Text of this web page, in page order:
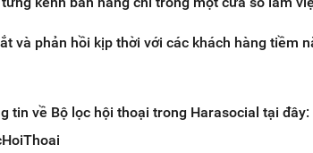
và phản hồi kịp thời với các khách hàng tiềm
tin về Bộ lọc hội thoại trong Harasocial tại đây: